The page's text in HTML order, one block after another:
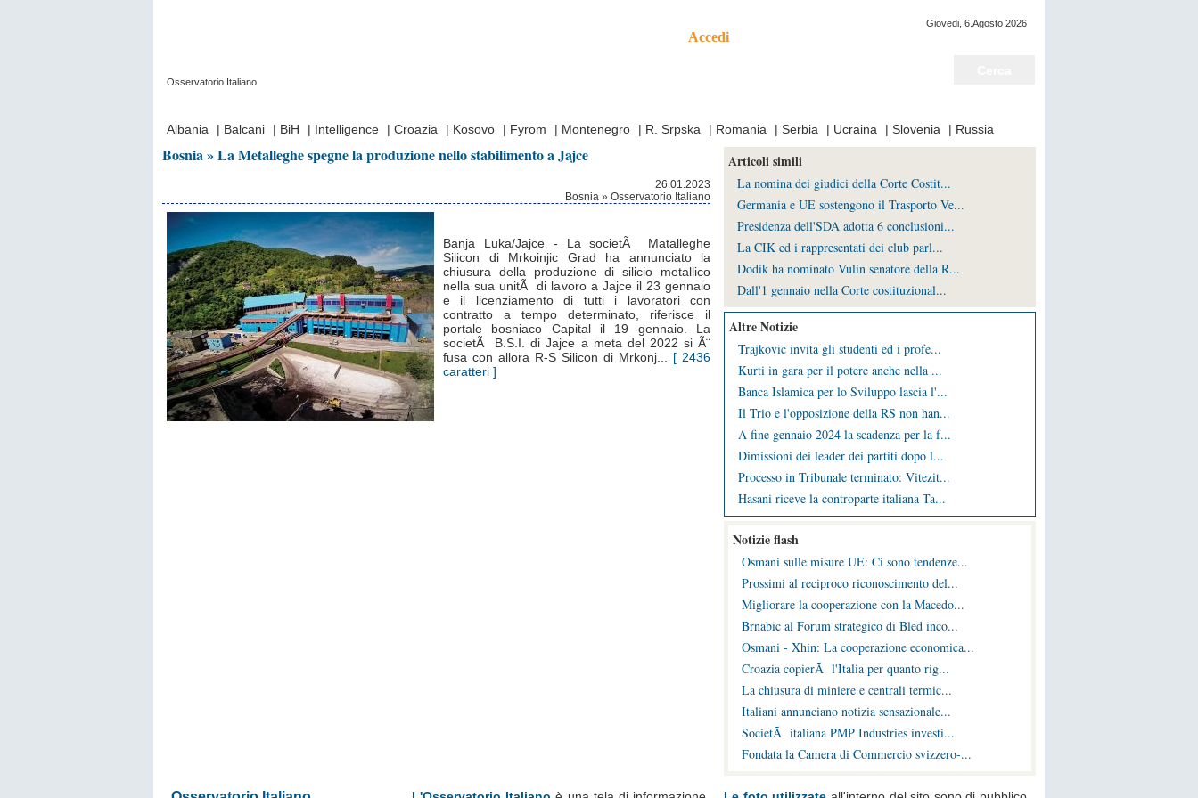
Accedi
Osservatorio Italiano
Giovedi, 6.Agosto 2026
Albania
| Balcani | BiH | Intelligence | Croazia | Kosovo | Fyrom | Montenegro | R. Srpska | Romania | Serbia | Ucraina | Slovenia | Russia
Bosnia » La Metalleghe spegne la produzione nello stabilimento a Jajce
26.01.2023
Bosnia » Osservatorio Italiano
Banja Luka/Jajce - La societÃ Matalleghe
Silicon di Mrkoinjic Grad ha annunciato la
chiusura della produzione di silicio metallico
nella sua unitÃ di lavoro a Jajce il 23 gennaio
e il licenziamento di tutti i lavoratori con
contratto a tempo determinato, riferisce il
portale bosniaco Capital il 19 gennaio. La
societÃ B.S.I. di Jajce a meta del 2022 si Ã¨
fusa con allora R-S Silicon di Mrkonj... [ 2436
caratteri ]
Articoli simili
La nomina dei giudici della Corte Costit...
Germania e UE sostengono il Trasporto Ve...
Presidenza dell'SDA adotta 6 conclusioni...
La CIK ed i rappresentati dei club parl...
Dodik ha nominato Vulin senatore della R...
Dall'1 gennaio nella Corte costituzional...
Altre Notizie
Trajkovic invita gli studenti ed i profe...
Kurti in gara per il potere anche nella ...
Banca Islamica per lo Sviluppo lascia l'...
Il Trio e l'opposizione della RS non han...
A fine gennaio 2024 la scadenza per la f...
Dimissioni dei leader dei partiti dopo l...
Processo in Tribunale terminato: Vitezit...
Hasani riceve la controparte italiana Ta...
Notizie flash
Osmani sulle misure UE: Ci sono tendenze...
Prossimi al reciproco riconoscimento del...
Migliorare la cooperazione con la Macedo...
Brnabic al Forum strategico di Bled inco...
Osmani - Xhin: La cooperazione economica...
Croazia copierÃ l'Italia per quanto rig...
La chiusura di miniere e centrali termic...
Italiani annunciano notizia sensazionale...
SocietÃ italiana PMP Industries investi...
Fondata la Camera di Commercio svizzero-...